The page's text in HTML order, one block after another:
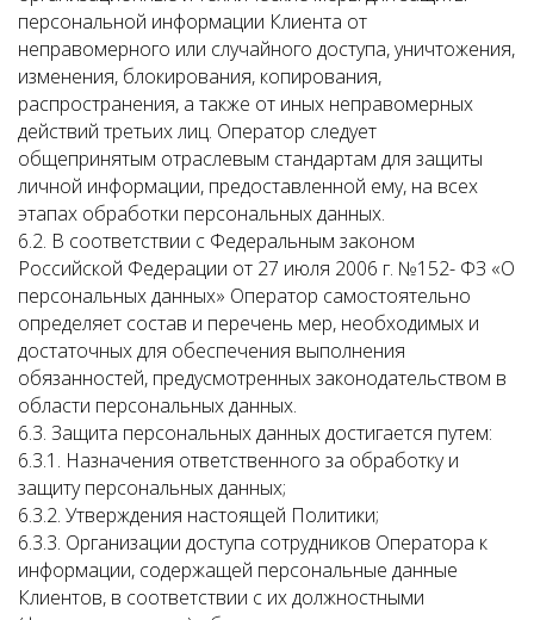
персональной информации Клиента от
неправомерного или случайного доступа, уничтожения,
изменения, блокирования, копирования,
распространения, а также от иных неправомерных
действий третьих лиц. Оператор следует
общепринятым отраслевым стандартам для защиты
личной информации, предоставленной ему, на всех
этапах обработки персональных данных.
6.2. В соответствии с Федеральным законом
Российской Федерации от 27 июля 2006 г. №152- ФЗ «О
персональных данных» Оператор самостоятельно
определяет состав и перечень мер, необходимых и
достаточных для обеспечения выполнения
обязанностей, предусмотренных законодательством в
области персональных данных.
6.3. Защита персональных данных достигается путем:
6.3.1. Назначения ответственного за обработку и
защиту персональных данных;
6.3.2. Утверждения настоящей Политики;
6.3.3. Организации доступа сотрудников Оператора к
информации, содержащей персональные данные
Клиентов, в соответствии с их должностными